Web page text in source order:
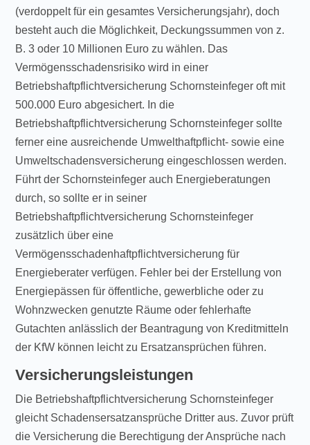
(verdoppelt für ein gesamtes Versicherungsjahr), doch
besteht auch die Möglichkeit, Deckungssummen von z.
B. 3 oder 10 Millionen Euro zu wählen. Das
Vermögensschadensrisiko wird in einer
Betriebshaftpflichtversicherung Schornsteinfeger oft mit
500.000 Euro abgesichert. In die
Betriebshaftpflichtversicherung Schornsteinfeger sollte
ferner eine ausreichende Umwelthaftpflicht- sowie eine
Umweltschadensversicherung eingeschlossen werden.
Führt der Schornsteinfeger auch Energieberatungen
durch, so sollte er in seiner
Betriebshaftpflichtversicherung Schornsteinfeger
zusätzlich über eine
Vermögensschadenhaftpflichtversicherung für
Energieberater verfügen. Fehler bei der Erstellung von
Energiepässen für öffentliche, gewerbliche oder zu
Wohnzwecken genutzte Räume oder fehlerhafte
Gutachten anlässlich der Beantragung von Kreditmitteln
der KfW können leicht zu Ersatzansprüchen führen.
Versicherungsleistungen
Die Betriebshaftpflichtversicherung Schornsteinfeger
gleicht Schadensersatzansprüche Dritter aus. Zuvor prüft
die Versicherung die Berechtigung der Ansprüche nach